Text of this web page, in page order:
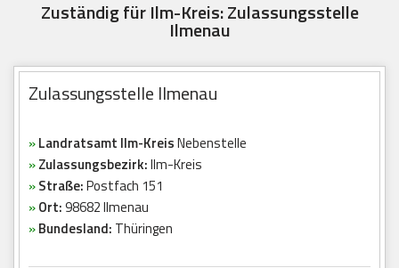
Zuständig für Ilm-Kreis: Zulassungsstelle
Ilmenau
Zulassungsstelle Ilmenau
»Landratsamt Ilm-KreisNebenstelle
»Zulassungsbezirk:Ilm-Kreis
»Straße:Postfach 151
»Ort:98682 Ilmenau
»Bundesland: Thüringen